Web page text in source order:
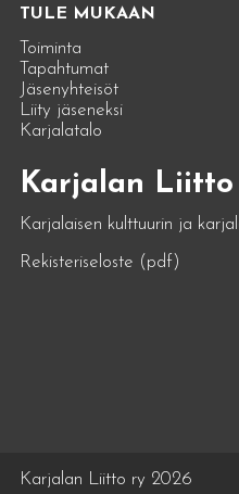
TULE MUKAAN
Toiminta
Tapahtumat
Jäsenyhteisöt
Liity jäseneksi
Karjalatalo
Karjalan Liitto
Karjalaisen kulttuurin ja
Rekisteriseloste (pdf)
Karjalan Liitto ry 2026